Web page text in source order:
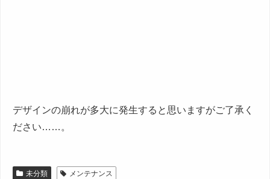
デザインの崩れが多大に発生すると思いますがご了承く
ださい……。
未分類 メンテナンス